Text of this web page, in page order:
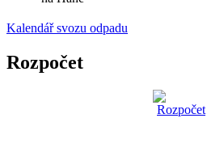
Kalendář svozu odpadu
Rozpočet